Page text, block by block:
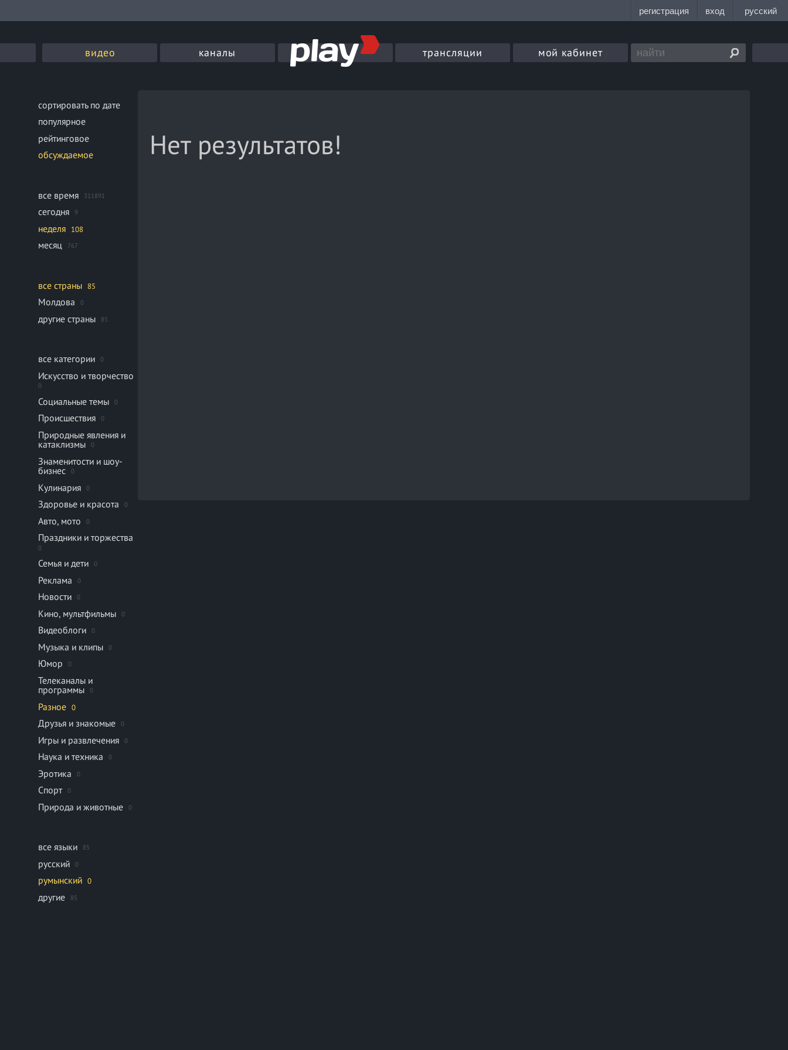
видео каналы трансляции мой кабинет
сортировать по дате
популярное
рейтинговое
обсуждаемое
все время 311891
сегодня 9
неделя 108
месяц 767
все страны 85
Молдова 0
другие страны 85
все категории 0
Искусство и творчество
0
Социальные темы 0
Происшествия 0
Природные явления и
катаклизмы
0
Знаменитости и шоу-
бизнес
0
Кулинария 0
Здоровье и красота 0
Авто, мото 0
Праздники и торжества
0
Семья и дети 0
Реклама 0
Новости 0
Кино, мультфильмы 0
Видеоблоги 0
Музыка и клипы 0
Юмор 0
Телеканалы и
программы
0
Разное 0
Друзья и знакомые 0
Игры и развлечения 0
Наука и техника 0
Эротика 0
Спорт 0
Природа и животные 0
все языки 85
русский 0
румынский 0
другие 85
Нет результатов!